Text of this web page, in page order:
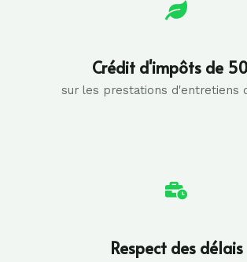
Crédit d'impôts de
sur les prestations d'entretiens
Respect des délais